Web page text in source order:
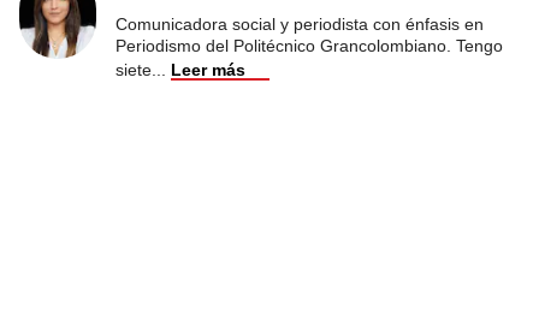
Comunicadora social y periodista con énfasis en
Periodismo del Politécnico Grancolombiano. Tengo
siete
Leer más